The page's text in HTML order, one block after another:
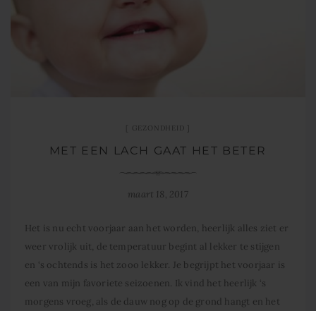
GEZONDHEID
MET EEN LACH GAAT HET BETER
maart 18, 2017
Het is nu echt voorjaar aan het worden, heerlijk alles ziet er
weer vrolijk uit, de temperatuur begint al lekker te stijgen
en ‘s ochtends is het zooo lekker. Je begrijpt het voorjaar is
een van mijn favoriete seizoenen. Ik vind het heerlijk ‘s
morgens vroeg, als de dauw nog op de grond hangt en het